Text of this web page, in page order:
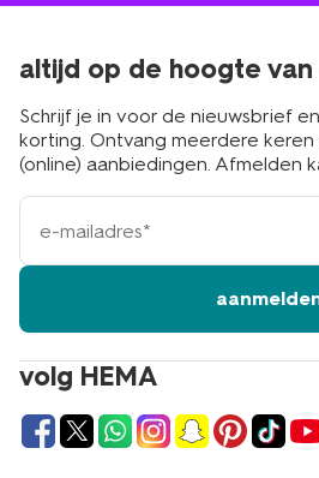
volg HEMA
altijd op de hoogte
Schrijf je in voor de nieuwsbrief
korting. Ontvang meerdere
(online) aanbiedingen. Afmelden
e-
mailadres